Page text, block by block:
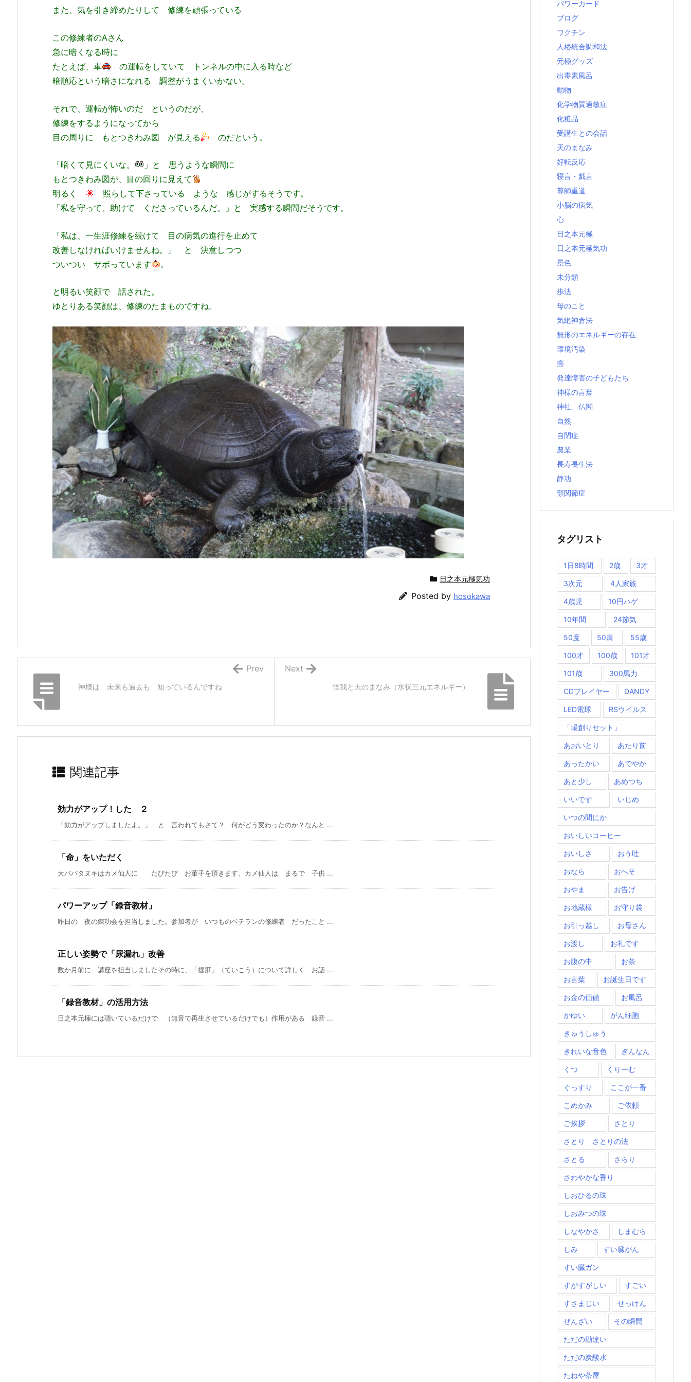
また、気を引き締めたりして 修練を頑張っている
この修練者のAさん
急に暗くなる時に
たとえば、車
の運転をしていて トンネルの中に入る時など
暗順応という暗さになれる 調整がうまくいかない。
それで、運転が怖いのだ というのだが、
修練をするようになってから
目の周りに もとつきわみ図 が見える
のだという。
「暗くて見にくいな。
」と 思うような瞬間に
もとつきわみ図が、目の回りに見えて
明るく
照らして下さっている ような 感じがするそうです。
「私を守って、助けて くださっているんだ。」と 実感する瞬間だそうです。
「私は、一生涯修練を続けて 目の病気の進行を止めて
改善しなければいけませんね。」 と 決意しつつ
ついつい サボっています
。
と明るい笑顔で 話された。
ゆとりある笑顔は、修練のたまものですね。
日之本元極気功
Posted by hosokawa
怪我と天のまなみ（水状三元エネルギー）
Next
神様は 未来も過去も 知っているんですね
Prev
関連記事
効力がアップ！した ２
「効力がアップしましたよ。」 と 言われてもさて？ 何がどう変わったのか？なんと ...
「命」をいただく
大ババタヌキはカメ仙人に たびたび お菓子を頂きます。カメ仙人は まるで 子供 ...
パワーアップ「録音教材」
昨日の 夜の錬功会を担当しました。参加者が いつものベテランの修練者 だったこと ...
正しい姿勢で「尿漏れ」改善
数か月前に 講座を担当しましたその時に、「提肛」（ていこう）について詳しく お話 ...
「録音教材」の活用方法
日之本元極には聴いているだけで （無音で再生させているだけでも）作用がある 録音 ...
パワーカード
ブログ
ワクチン
人格統合調和法
元極グッズ
出毒素風呂
動物
化学物質過敏症
化粧品
受講生との会話
天のまなみ
好転反応
寝言・戯言
尊師重道
小脳の病気
心
日之本元極
日之本元極気功
景色
未分類
歩法
母のこと
気絶神倉法
無形のエネルギーの存在
環境汚染
癌
発達障害の子どもたち
神様の言葉
神社、仏閣
自然
自閉症
農業
長寿長生法
静功
顎関節症
タグリスト
1日8時間 2歳 3才
3次元 4人家族
4歳児 10円ハゲ
10年間 24節気
50度 50肩 55歳
100才 100歳 101才
101歳 300馬力
CDプレイヤー DANDY
LED電球 RSウイルス
「場創りセット」
あおいとり あたり前
あったかい あでやか
あと少し あめつち
いいです いじめ
いつの間にか
おいしいコーヒー
おいしさ おう吐
おなら おへそ
おやま お告げ
お地蔵様 お守り袋
お引っ越し お母さん
お渡し お礼です
お腹の中 お茶
お言葉 お誕生日です
お金の価値 お風呂
かゆい がん細胞
きゅうしゅう
きれいな音色 ぎんなん
くつ くりーむ
ぐっすり ここが一番
こめかみ ご依頼
ご挨拶 さとり
さとり さとりの法
さとる さらり
さわやかな香り
しおひるの珠
しおみつの珠
しなやかさ しまむら
しみ すい臓がん
すい臓ガン
すがすがしい すごい
すさまじい せっけん
ぜんざい その瞬間
ただの勘違い
ただの炭酸水
たねや茶屋